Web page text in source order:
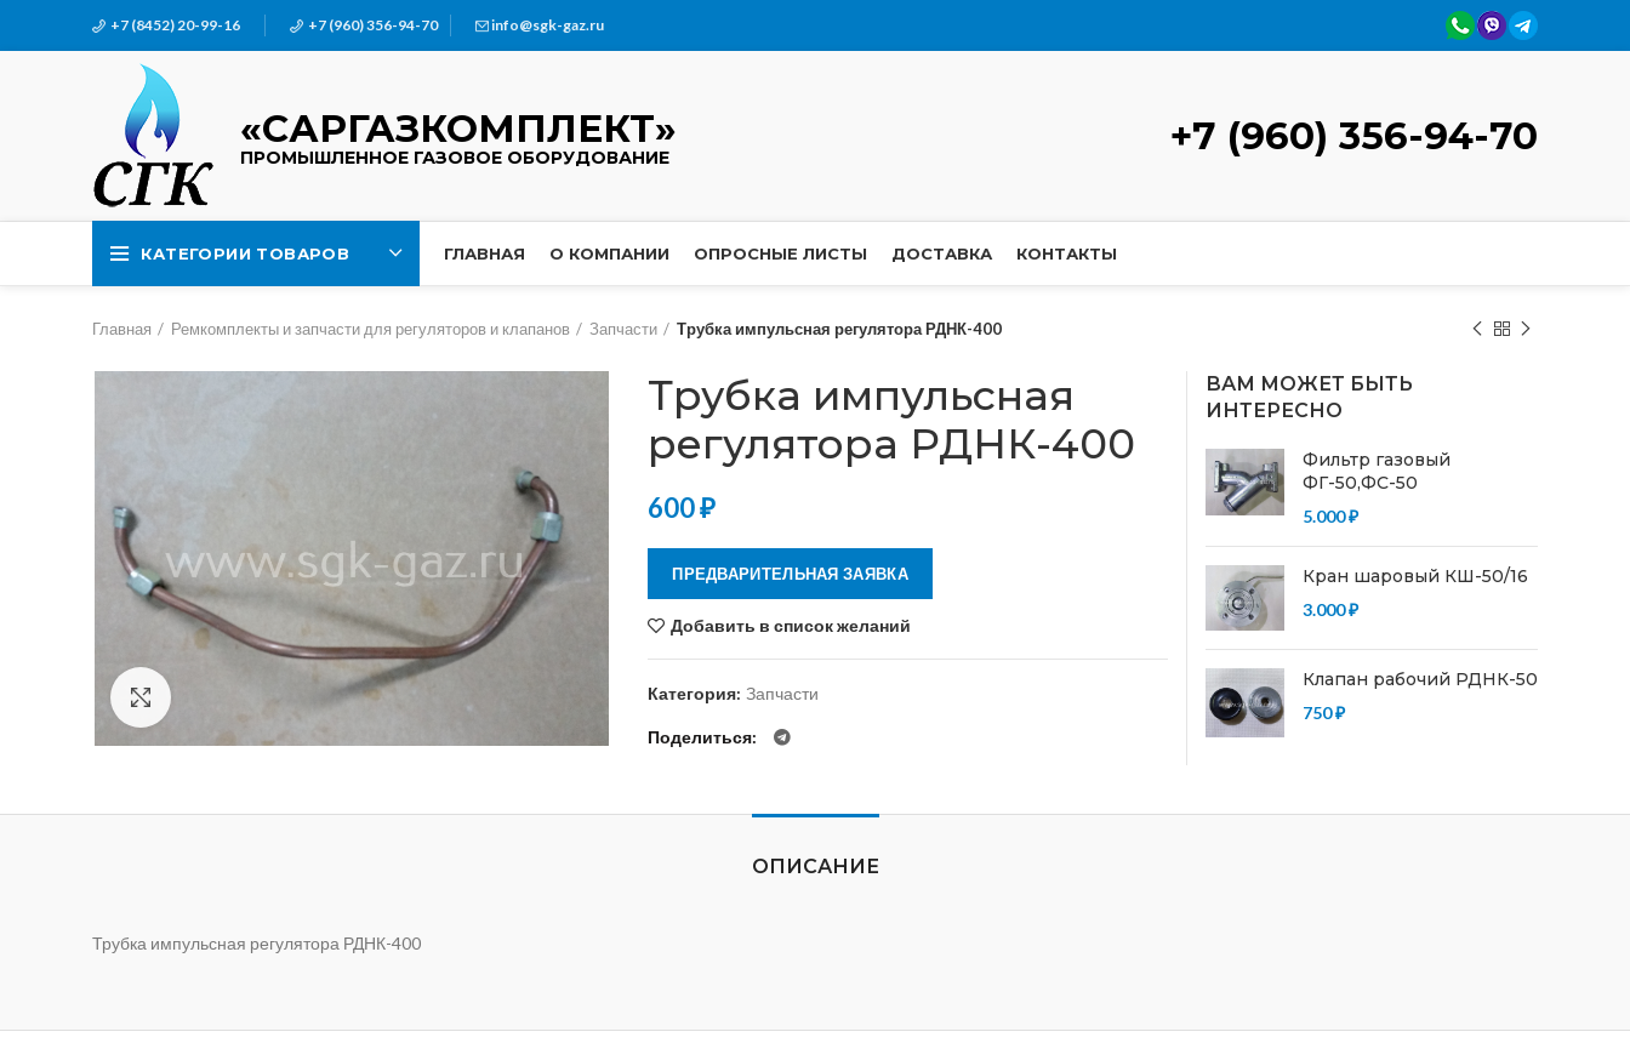
+7 (8452) 20-99-16 +7 (960) 356-94-70 info@sgk-gaz.ru
«САРГАЗКОМПЛЕКТ»
ПРОМЫШЛЕННОЕ ГАЗОВОЕ ОБОРУДОВАНИЕ +7 (960) 356-94-70
КАТЕГОРИИ ТОВАРОВ ГЛАВНАЯ О КОМПАНИИ ОПРОСНЫЕ ЛИСТЫ ДОСТАВКА КОНТАКТЫ
Главная Ремкомплекты и запчасти для регуляторов и клапанов Запчасти Трубка импульсная регулятора РДНК-400
Нажмите, чтобы увеличить
Трубка импульсная
регулятора РДНК-400
600₽
ПРЕДВАРИТЕЛЬНАЯ ЗАЯВКА
Добавить в список желаний
Категория: Запчасти
Поделиться
ВАМ МОЖЕТ БЫТЬ
ИНТЕРЕСНО
Фильтр газовый
ФГ-50,ФС-50
5.000₽
Кран шаровый КШ-50/16
3.000₽
Клапан рабочий РДНК-50
750₽
ОПИСАНИЕ
Трубка импульсная регулятора РДНК-400